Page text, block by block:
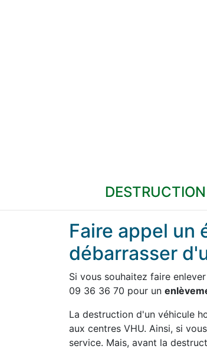
Faire appel un
débarrasser
Si vous souhaitez faire
09 36 36 70 pour un
La destruction d'un véhicule
aux centres VHU. Ainsi, si
service. Mais, avant la